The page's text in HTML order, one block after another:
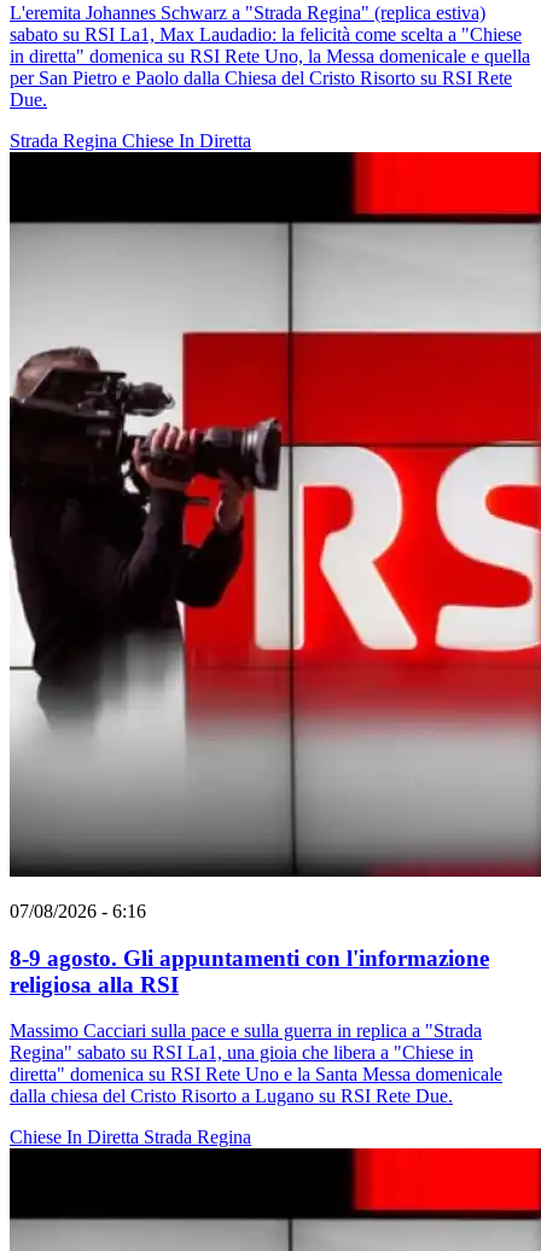
L'eremita Johannes Schwarz a "Strada Regina" (replica estiva)
sabato su RSI La1, Max Laudadio: la felicità come scelta a "Chiese
in diretta" domenica su RSI Rete Uno, la Messa domenicale e quella
per San Pietro e Paolo dalla Chiesa del Cristo Risorto su RSI Rete
Due.
Strada Regina Chiese In Diretta
07/08/2026 - 6:16
8-9 agosto. Gli appuntamenti con l'informazione
religiosa alla RSI
Massimo Cacciari sulla pace e sulla guerra in replica a "Strada
Regina" sabato su RSI La1, una gioia che libera a "Chiese in
diretta" domenica su RSI Rete Uno e la Santa Messa domenicale
dalla chiesa del Cristo Risorto a Lugano su RSI Rete Due.
Chiese In Diretta Strada Regina